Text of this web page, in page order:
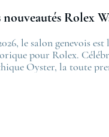
le salon genevois
pour Rolex.
Oyster, la toute